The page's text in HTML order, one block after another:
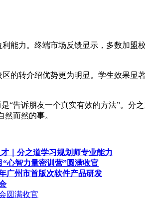
能力。终端市场反馈显示，多数加盟
区的转介绍优势更为明显。学生效果
“告诉朋友一个真实有效的方法”。
然而然的事。
｜分之道学习规划师专业能力
心智力量密训营”圆满收官
广州市首版次软件产品研发
圆满收官